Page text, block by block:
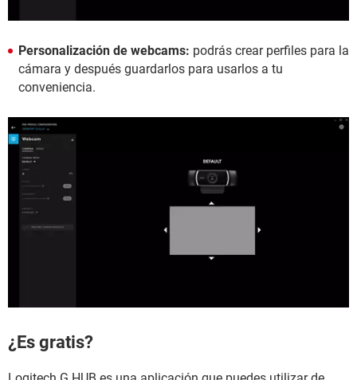
Personalización de webcams: podrás crear perfiles para la
cámara y después guardarlos para usarlos a tu
conveniencia.
¿Es gratis?